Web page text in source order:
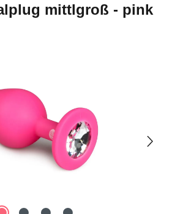
mittlgroß - pink